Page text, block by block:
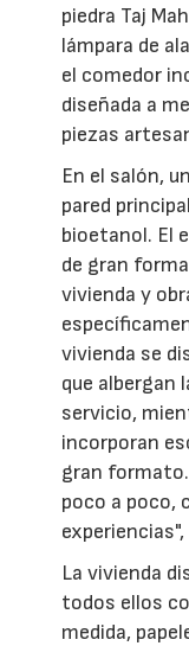
piedra Taj
lámpara de
el comedor
diseñada a
piezas
En el salón,
pared
bioetanol. El
de gran
vivienda y
vivienda se
que albergan
servicio,
incorporan
gran formato.
poco a poco,
La vivienda
todos ellos
medida,